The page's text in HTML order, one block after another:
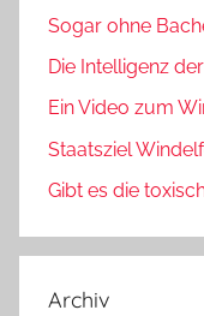
Sogar ohne
Die Intelligenz
Ein Video zum
Staatsziel
Gibt es die
Archiv